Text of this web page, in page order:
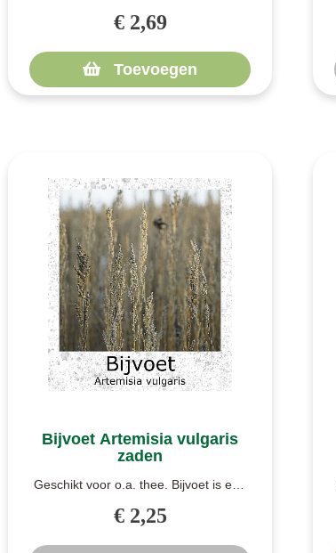
kaasjeskruidfami..
€ 2,69
Toevoegen
Bijvoet Artemisia vulgaris
zaden
Geschikt voor o.a. thee. Bijvoet is een
€ 2,25